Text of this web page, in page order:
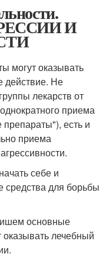
И
могут оказывать
действие. Не
лекарств от
приема
есть и
приема
себе и
средства для борьбы
основные
лечебный